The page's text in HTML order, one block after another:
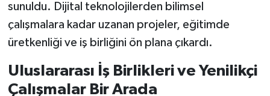
sunuldu. Dijital teknolojilerden bilimsel
çalışmalara kadar uzanan projeler, eğitimde
üretkenliği ve iş birliğini ön plana çıkardı.
Uluslararası İş Birlikleri ve Yenilikçi
Çalışmalar Bir Arada